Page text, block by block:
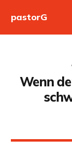
pastorG
Wenn